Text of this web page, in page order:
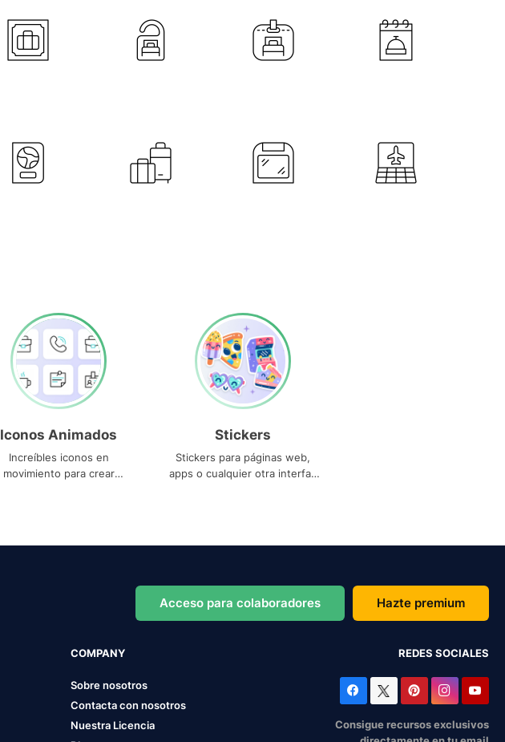
Iconos Animados
Increíbles iconos en
movimiento para crear
Stickers
Stickers para páginas web,
apps o cualquier otra interfaz
Acceso para colaboradores Hazte premium
COMPANY
Sobre nosotros
Contacta con nosotros
Nuestra Licencia
REDES SOCIALES
Consigue recursos exclusivos